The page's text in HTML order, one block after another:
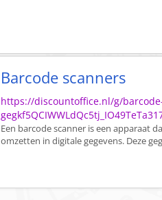
Barcode scanners
https://discountoffice.nl/g/
Een barcode scanner is een apparaat
omzetten in digitale gegevens. Deze